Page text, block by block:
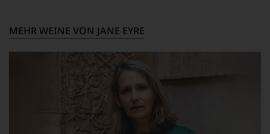
bewegt.
die Revue du Vin de France ernannte sie zum
»Negociant of the Year«, herzlichen Glückwunsch.
MEHR WEINE VON JANE EYRE